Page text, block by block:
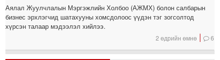
Аялал Жуулчлалын Мэргэжлийн Холбоо (АЖМХ) болон салбарын
бизнес эрхлэгчид шатахууны хомсдолоос үүдэн тэг зогсолтод
хүрсэн талаар мэдээлэл хийлээ.
2 өдрийн өмнө 6